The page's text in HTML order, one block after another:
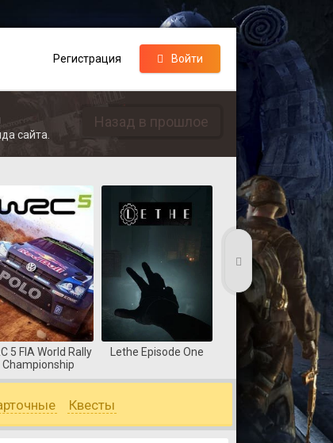
Регистрация Войти
Назад в прошлое
сайта.
5 FIA World Rally
Championship
Lethe Episode One Coast Guard
Квесты